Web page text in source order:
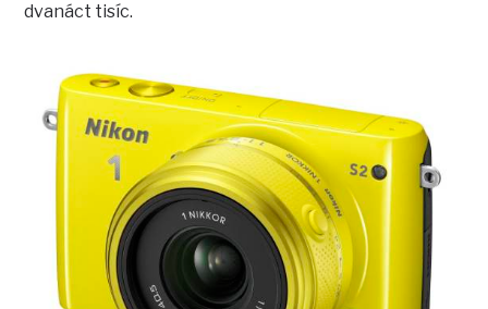
dvanáct tisíc.